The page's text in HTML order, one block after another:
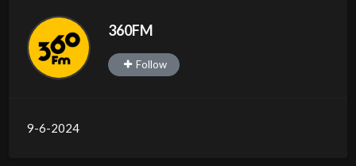
360FM
Follow
9-6-2024